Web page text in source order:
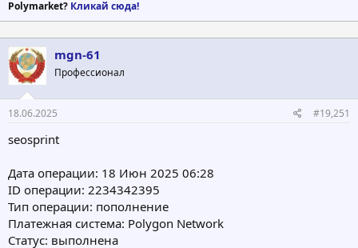
Polymarket? Кликай сюда!
mgn-61
Профессионал
18.06.2025 #19,251
seosprint
Дата операции: 18 Июн 2025 06:28
ID операции: 2234342395
Тип операции: пополнение
Платежная система: Polygon Network
Статус: выполнена